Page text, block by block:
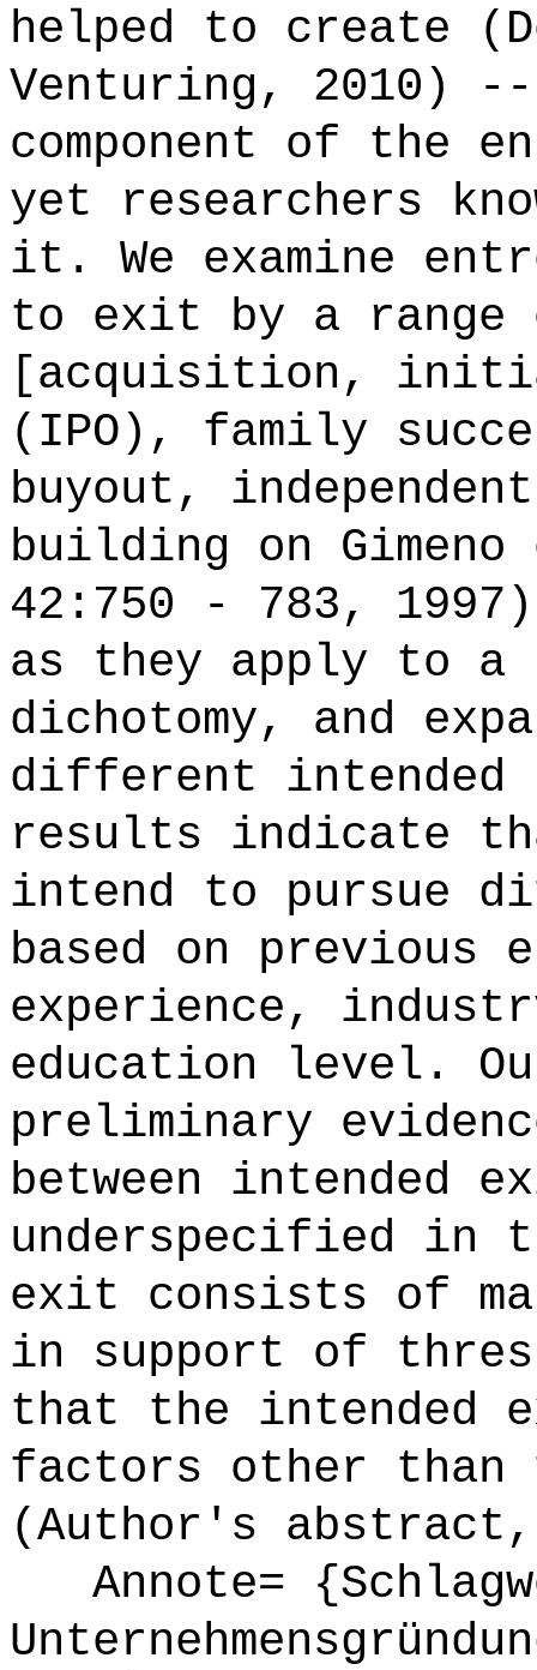
helped to create
Venturing, 2010)
component of the
yet researchers
it. We examine
to exit by a range
[acquisition,
(IPO), family
buyout,
building on
42:750 - 783,
as they apply to
dichotomy, and
different
results indicate
intend to pursue
based on previous
experience,
education level.
preliminary
between intended
underspecified in
exit consists of
in support of
that the intended
factors other than
(Author's
Annote=